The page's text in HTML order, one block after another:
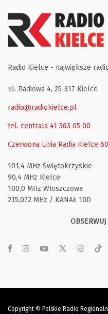
Radio Kielce - największe
ul. Radiowa 4, 25-317 Kielce
radio@radiokielce.pl
tel. centrala 41 363 05 00
Czerwona Linia Radia Kielce
101,4 MHz Świętokrzyskie
90,4 MHz Kielce
100,0 MHz Włoszczowa
215,072 MHz / KANAŁ 10D
Copyright © Polskie Radio